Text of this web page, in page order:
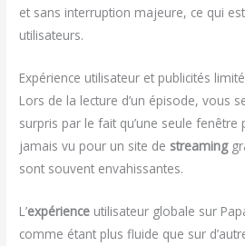
et sans interruption majeure, ce qui
utilisateurs.
Expérience utilisateur et publicités
Lors de la lecture d’un épisode, vous
surpris par le fait qu’une seule fenêtre
jamais vu pour un site de streaming
sont souvent envahissantes.
L’expérience utilisateur globale sur
comme étant plus fluide que sur